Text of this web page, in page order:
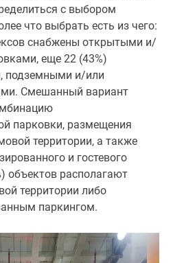
с выбором
что выбрать есть из чего:
снабжены открытыми и/
еще 22 (43%)
подземными и/или
Смешанный вариант
парковки, размещения
территории, а также
и гостевого
объектов располагают
территории либо
паркингом.